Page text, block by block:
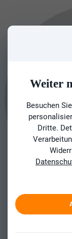
Weiter
Besuchen
Dritte.